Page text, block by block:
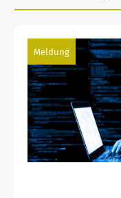
Meldung